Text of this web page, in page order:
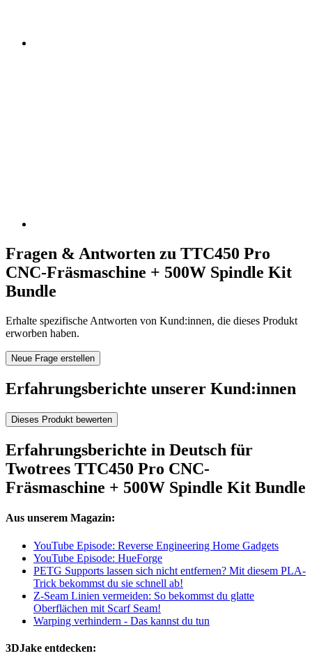
Fragen & Antworten zu TTC450 Pro
CNC-Fräsmaschine + 500W Spindle Kit
Bundle
Erhalte spezifische Antworten von Kund:innen, die dieses Produkt
erworben haben.
Neue Frage erstellen
Erfahrungsberichte unserer Kund:innen
Dieses Produkt bewerten
Erfahrungsberichte in Deutsch für
Twotrees TTC450 Pro CNC-
Fräsmaschine + 500W Spindle Kit Bundle
Aus unserem Magazin:
YouTube Episode: Reverse Engineering Home Gadgets
YouTube Episode: HueForge
PETG Supports lassen sich nicht entfernen? Mit diesem PLA-
Trick bekommst du sie schnell ab!
Z-Seam Linien vermeiden: So bekommst du glatte
Oberflächen mit Scarf Seam!
Warping verhindern - Das kannst du tun
3DJake entdecken: